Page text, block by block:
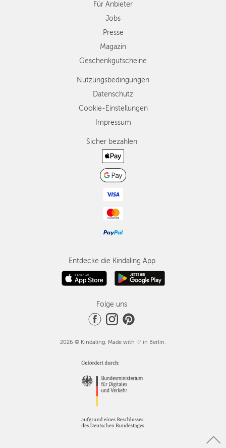
Für Anbieter
Jobs
Presse
Magazin
Geschenkgutscheine
Nutzungsbedingungen
Datenschutz
Cookie-Einstellungen
Impressum
Sicher bezahlen
Entdecke die Kindaling App
Folge uns
2026 © Kindaling. Made with ♡ in Berlin.